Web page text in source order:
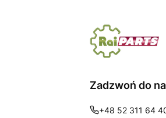
Zadzwoń do
+48 52 311 64